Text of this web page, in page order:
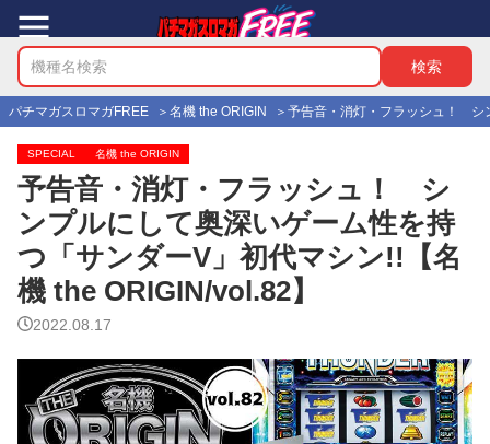
パチマガスロマガFREE 名機 the ORIGIN 予告音・消灯・フラッシュ！ シ
SPECIAL 名機 the ORIGIN
予告音・消灯・フラッシュ！ シ
ンプルにして奥深いゲーム性を持
つ「サンダーV」初代マシン!!【名
機 the ORIGIN/vol.82】
2022.08.17